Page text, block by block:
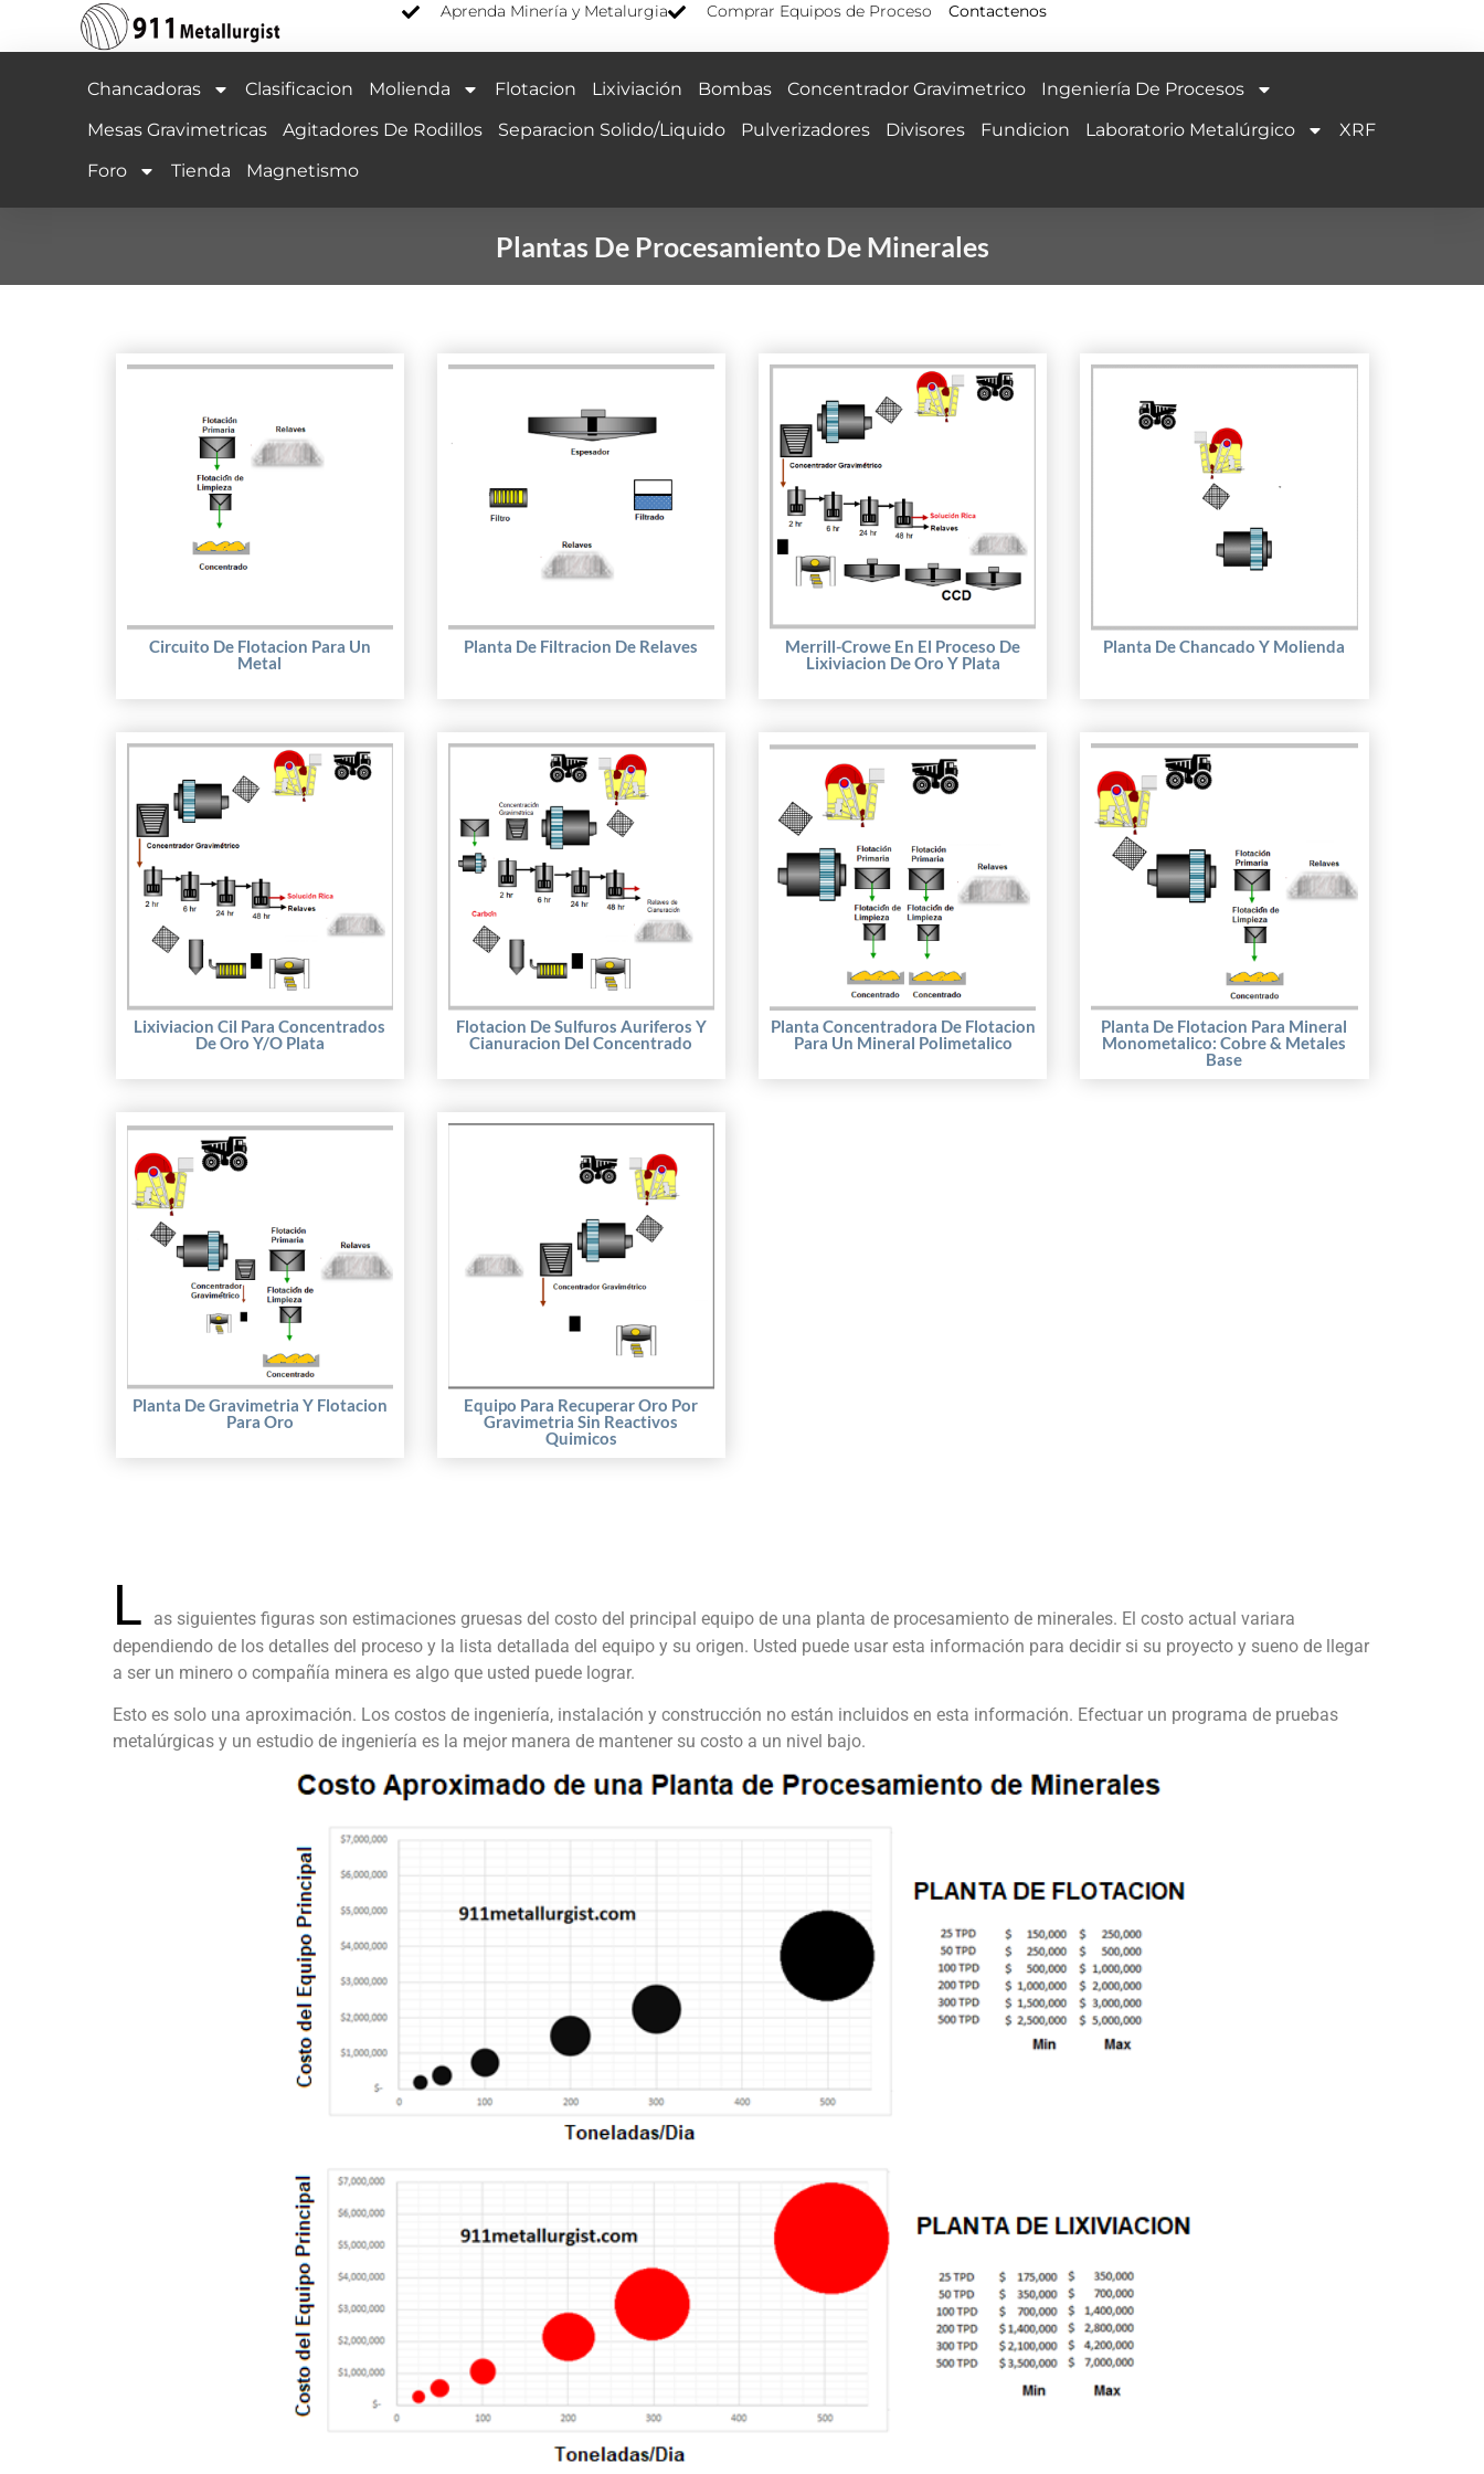
Aprenda Minería y Metalurgia Comprar Equipos de Proceso Contactenos
Chancadoras Clasificacion Molienda Flotacion Lixiviación Bombas Concentrador Gravimetrico
Ingeniería De Procesos
Mesas Gravimetricas
Agitadores De Rodillos Separacion Solido/Liquido Pulverizadores Divisores Fundicion Laboratorio Metalúrgico
XRF
Foro
Tienda Magnetismo
Plantas De Procesamiento De Minerales
Circuito De Flotacion Para Un
Metal
Planta De Filtracion De Relaves
Merrill-Crowe En El Proceso De
Lixiviacion De Oro Y Plata
Planta De Chancado Y Molienda
Lixiviacion Cil Para Concentrados
De Oro Y/o Plata
Flotacion De Sulfuros Auriferos Y
Cianuracion Del Concentrado
Planta Concentradora De Flotacion
Para Un Mineral Polimetalico
Planta De Flotacion Para Mineral
Monometalico: Cobre & Metales
Base
Planta De Gravimetria Y Flotacion
Para Oro
Equipo Para Recuperar Oro Por
Gravimetria Sin Reactivos
Quimicos
L
as siguientes figuras son estimaciones gruesas del costo del principal equipo de una planta de procesamiento de minerales. El costo actual variara
dependiendo de los detalles del proceso y la lista detallada del equipo y su origen. Usted puede usar esta información para decidir si su proyecto y sueno de llegar
a ser un minero o compañía minera es algo que usted puede lograr.
Esto es solo una aproximación. Los costos de ingeniería, instalación y construcción no están incluidos en esta información. Efectuar un programa de pruebas
metalúrgicas y un estudio de ingeniería es la mejor manera de mantener su costo a un nivel bajo.